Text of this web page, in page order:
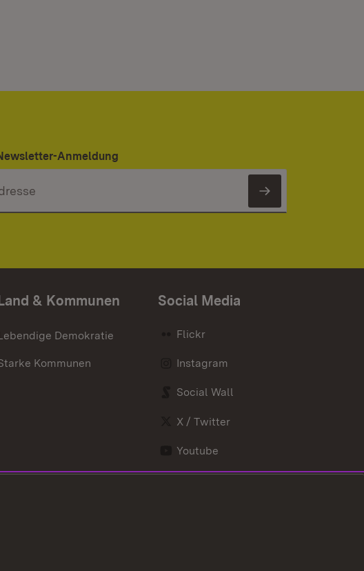
Anmeldung
Newsletter
& Kommunen
Demokratie
Kommunen
Social Media
Flickr
Instagram
Social Wall
X / Twitter
Youtube